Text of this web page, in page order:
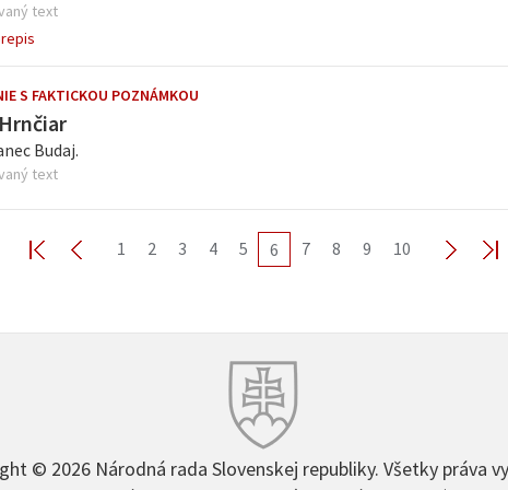
text
S FAKTICKOU POZNÁMKOU
Budaj.
text
1 2 3 4 5 6 7 8 9 10
© 2026 Národná rada Slovenskej republiky. Všetky práva